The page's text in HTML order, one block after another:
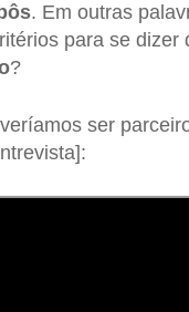
. Em outras
para se dizer
?
ser